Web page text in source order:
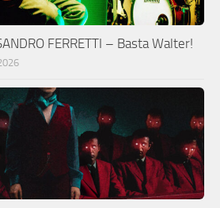
FERRETTI – Basta Walter!